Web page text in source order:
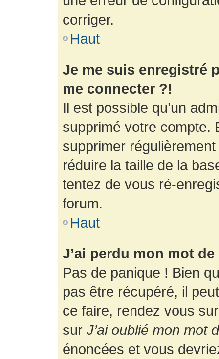
corriger.
Haut
Je me suis enregistré
me connecter ?!
Il est possible qu’un
supprimé votre compte.
supprimer
réduire la taille de la
tentez de vous ré-
forum.
Haut
J’ai perdu mon mot
Pas de panique ! Bien
pas être récupéré, il
ce faire, rendez vous
sur J’ai oublié mon mot
énoncées et vous